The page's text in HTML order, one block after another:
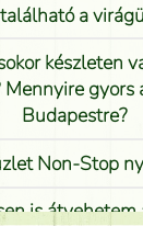
a
készleten
gyors
Budapestre?
Non-Stop
is